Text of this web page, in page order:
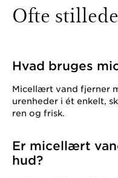
Ofte
Hvad bruges
Micellært vand fjerner
urenheder i ét enkelt,
ren og frisk.
Er micellært
hud?